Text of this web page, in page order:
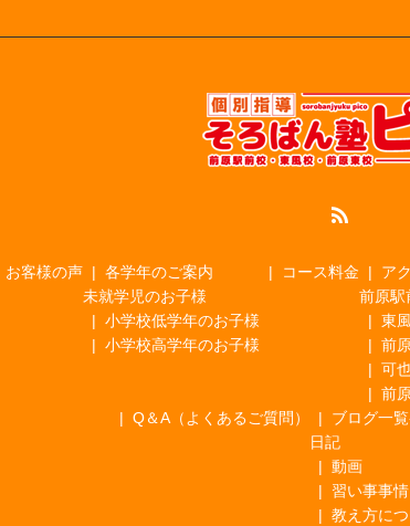
お客様の声
各学年のご案内
未就学児のお子様
小学校低学年のお子様
小学校高学年のお子様
コース料金
ア
前原駅
東
前
可
前
Q＆A（よくあるご質問）
ブログ一
日記
動画
習い事事情
教え方に